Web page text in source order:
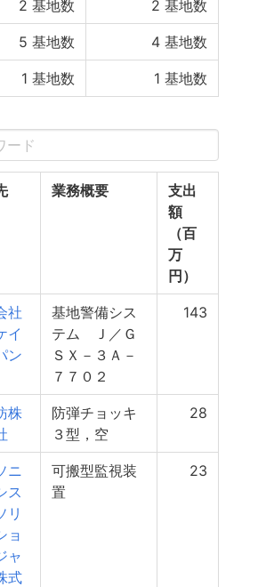
2 基地数 2 基地数
5 基地数 4 基地数
1 基地数 1 基地数
業務概要
支出
額
（百
万
円）
社
イ
ン
基地警備シス
テム Ｊ／Ｇ
ＳＸ－３Ａ－
７７０２
143
株
防弾チョッキ
３型，空
28
ニ
ス
リ
ョ
ャ
式
可搬型監視装
置
23